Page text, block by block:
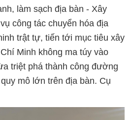
làm sạch địa bàn - Xây
công tác chuyển hóa địa
trật tự, tiến tới mục tiêu xây
Minh không ma túy vào
triệt phá thành công đường
mô lớn trên địa bàn. Cụ